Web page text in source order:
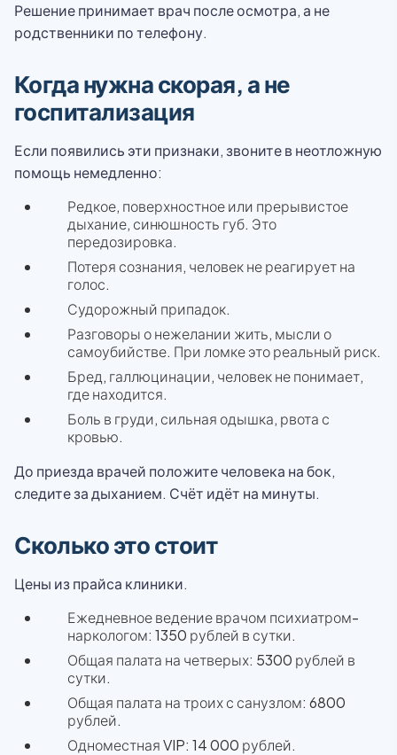
Решение принимает врач после осмотра, а не
родственники по телефону.
Когда нужна скорая, а не
госпитализация
Если появились эти признаки, звоните в неотложную
помощь немедленно:
Редкое, поверхностное или прерывистое
дыхание, синюшность губ. Это
передозировка.
Потеря сознания, человек не реагирует на
голос.
Судорожный припадок.
Разговоры о нежелании жить, мысли о
самоубийстве. При ломке это реальный риск.
Бред, галлюцинации, человек не понимает,
где находится.
Боль в груди, сильная одышка, рвота с
кровью.
До приезда врачей положите человека на бок,
следите за дыханием. Счёт идёт на минуты.
Сколько это стоит
Цены из прайса клиники.
Ежедневное ведение врачом психиатром-
наркологом: 1350 рублей в сутки.
Общая палата на четверых: 5300 рублей в
сутки.
Общая палата на троих с санузлом: 6800
рублей.
Одноместная VIP: 14 000 рублей.